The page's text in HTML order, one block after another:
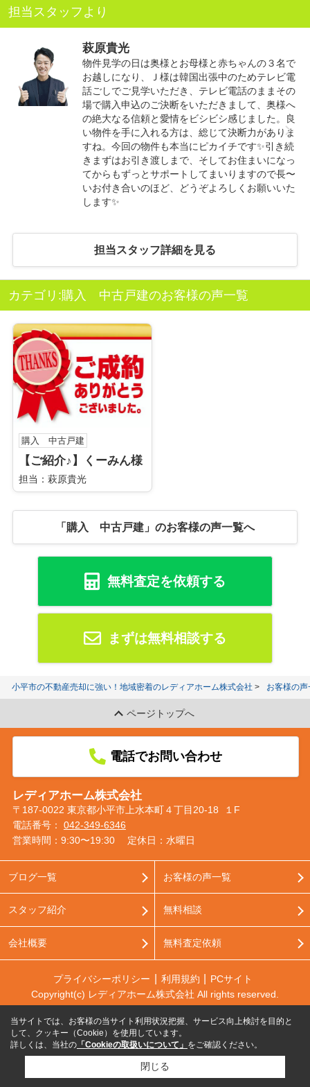
担当スタッフより
萩原貴光
物件見学の日は奥様とお母様と赤ちゃんの３名で
お越しになり、Ｊ様は韓国出張中のためテレビ電
話ごしでご見学いただき、テレビ電話のままその
場で購入申込のご決断をいただきまして、奥様へ
の絶大なる信頼と愛情をビシビシ感じました。良
い物件を手に入れる方は、総じて決断力がありま
すね。今回の物件も本当にピカイチです✨引き続
きまずはお引き渡しまで、そしてお住まいになっ
てからもずっとサポートしてまいりますので長〜
いお付き合いのほど、どうぞよろしくお願いいた
します✨
担当スタッフ詳細を見る
カテゴリ:購入 中古戸建のお客様の声一覧
購入 中古戸建
【ご紹介♪】くーみん様
担当：萩原貴光
「購入 中古戸建」のお客様の声一覧へ
無料査定を依頼する
まずは無料相談する
小平市の不動産売却に強い！地域密着のレディアホーム株式会社 お客様の声
ページトップへ
電話でお問い合わせ
レディアホーム株式会社
〒187-0022 東京都小平市上水本町４丁目20-18 １F
電話番号： 042-349-6346
営業時間：9:30〜19:30
定休日：水曜日
ブログ一覧
スタッフ紹介
会社概要
お客様の声一覧
無料相談
無料査定依頼
プライバシーポリシー 利用規約
PCサイト
Copyright(c) レディアホーム株式会社 All rights reserved.
当サイトでは、お客様の当サイト利用状況把握、サービス向上検討を目的と
して、クッキー（Cookie）を使用しています。
詳しくは、当社の 「Cookieの取扱いについて」 をご確認ください。
閉じる